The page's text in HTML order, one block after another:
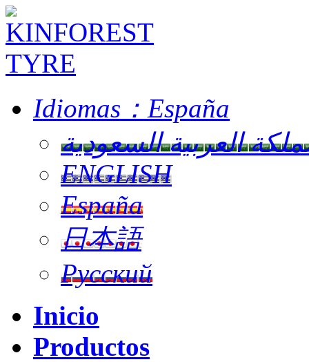
Idiomas： España
العربية السعودية
ENGLISH
España
日本語
Русский
Inicio
Productos